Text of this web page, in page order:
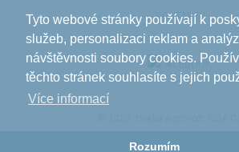
Tyto webové stránky používají k
služeb, personalizaci reklam a
návštěvnosti soubory cookies.
těchto stránek souhlasíte s jejich
Více informací­
Rozumím
KONTAKTY